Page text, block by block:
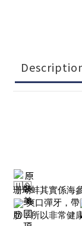
原
裝
美
國
珊瑚蚌其實係海
爽口彈牙，帶
肪，所以非常健康